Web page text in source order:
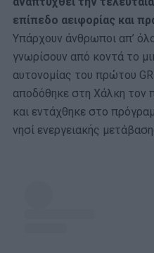
επίπεδο αειφορίας και
Υπάρχουν άνθρωποι απ’
γνωρίσουν από κοντά το
αυτονομίας του πρώτου
αποδόθηκε στη Χάλκη τον
και εντάχθηκε στο
νησί ενεργειακής